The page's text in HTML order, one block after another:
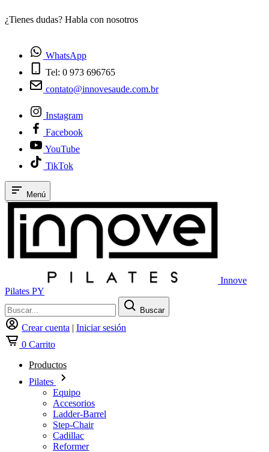
¿Tienes dudas? Habla con nosotros
WhatsApp
Tel: 0 973 696765
contato@innovesaude.com.br
Instagram
Facebook
YouTube
TikTok
Menú
Innove
Pilates PY
Buscar
Crear cuenta | Iniciar sesión
0 Carrito
Productos
Pilates
Equipo
Accesorios
Ladder-Barrel
Step-Chair
Cadillac
Reformer